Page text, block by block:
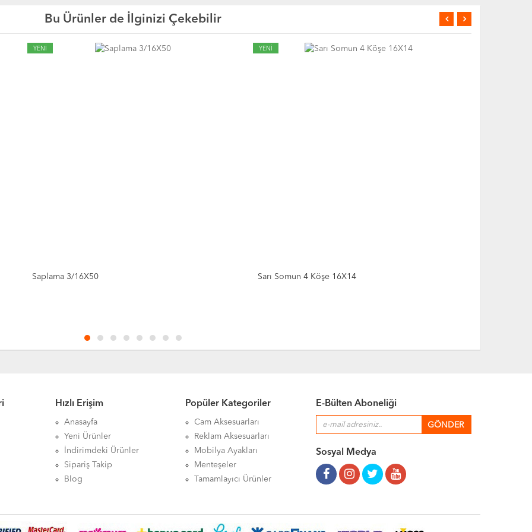
Bu Ürünler de İlginizi Çekebilir
YENİ
Sarı Somun 4 Köşe 16X14
YENİ
Sarı Somun 4 Köşe 16X12
Hızlı Erişim
Anasayfa
Yeni Ürünler
İndirimdeki Ürünler
Sipariş Takip
Blog
Popüler Kategoriler
Cam Aksesuarları
Reklam Aksesuarları
Mobilya Ayakları
Menteşeler
Tamamlayıcı Ürünler
E-Bülten Aboneliği
Sosyal Medya